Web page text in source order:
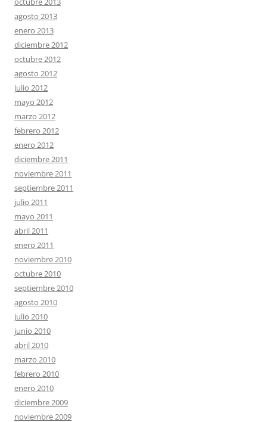
agosto 2013
enero 2013
diciembre 2012
octubre 2012
agosto 2012
julio 2012
mayo 2012
marzo 2012
febrero 2012
enero 2012
diciembre 2011
noviembre 2011
septiembre 2011
julio 2011
mayo 2011
abril 2011
enero 2011
noviembre 2010
octubre 2010
septiembre 2010
agosto 2010
julio 2010
junio 2010
abril 2010
marzo 2010
febrero 2010
enero 2010
diciembre 2009
noviembre 2009